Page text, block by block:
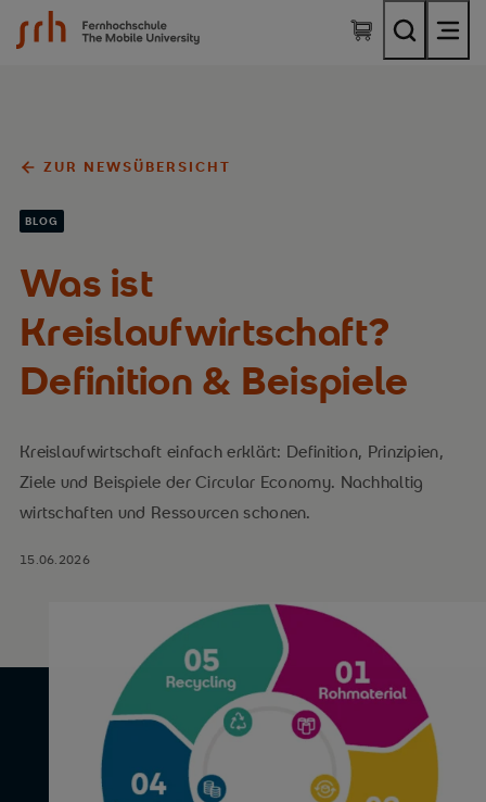
SRH Fernhochschule - The Mobile University
ZUR NEWSÜBERSICHT
BLOG
Was ist
Kreislaufwirtschaft?
Definition & Beispiele
Kreislaufwirtschaft einfach erklärt: Definition, Prinzipien,
Ziele und Beispiele der Circular Economy. Nachhaltig
wirtschaften und Ressourcen schonen.
15.06.2026